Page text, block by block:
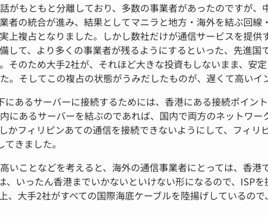
がもともと分離しており、多数の事業者があったのですが
者の統合が進み、結果としてマニラと地方・海外を結ぶ回
上複占となりました。しかし数社だけが通信サービスを提
して、より多くの事業者が残るようにするといった、先進
そのため大手2社が、それほど大きな投資もしないまま、安
。そしてこの複占の状態がうみだしたものが、遅くて高いイ
あるサーバーに接続するためには、香港にある接続ポイン
にあるサーバーを結ぶのであれば、国内で両方のネットワ
かフィリピンあての通信を接続できないようにして、フィ
きました。
いことなどを考えると、海外の通信事業者にとっては、香
、いったん香港までいかないといけない形になるので、ISP
、大手2社がすべての国際海底ケーブルを陸揚げしているの